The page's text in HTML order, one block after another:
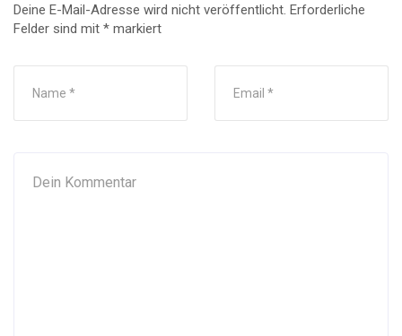
Deine E-Mail-Adresse wird nicht veröffentlicht. Erforderliche
Felder sind mit * markiert